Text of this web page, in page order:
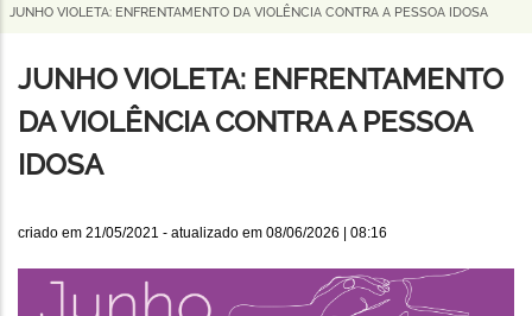
navegação
JUNHO VIOLETA: ENFRENTAMENTO DA VIOLÊNCIA CONTRA A PESSOA IDOSA
JUNHO VIOLETA: ENFRENTAMENTO
DA VIOLÊNCIA CONTRA A PESSOA
IDOSA
criado em 21/05/2021 - atualizado em 08/06/2026 | 08:16